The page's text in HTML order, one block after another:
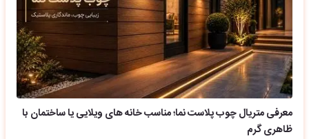
معرفی متریال چوب پلاست نما؛ مناسب خانه های ویلایی یا ساختمان با
ظاهری گرم